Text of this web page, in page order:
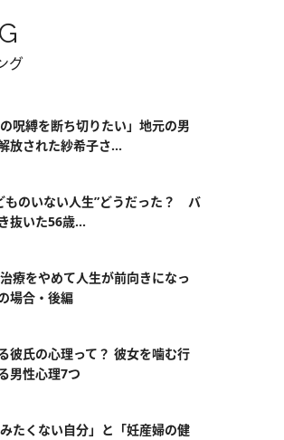
グ
の呪縛を断ち切りたい」地元の男
放された紗希子さ...
ものいない人生”どうだった？ バ
抜いた56歳...
治療をやめて人生が前向きになっ
場合・後編
彼氏の心理って？ 彼女を噛む行
男性心理7つ
みたくない自分」と「妊産婦の健